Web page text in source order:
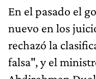
En el pasado el
nuevo en los
rechazó la
falsa", y el